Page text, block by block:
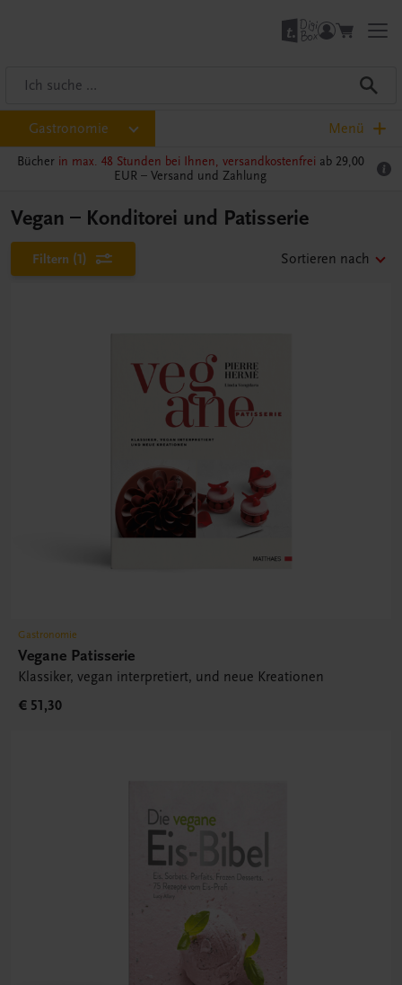
Gastronomie Menü
Bücher in max. 48 Stunden bei Ihnen, versandkostenfrei ab 29,00
EUR – Versand und Zahlung
Vegan – Konditorei und Patisserie
Filtern (1) Sortieren nach
Gastronomie
Vegane Patisserie
Klassiker, vegan interpretiert, und neue Kreationen
€ 51,30